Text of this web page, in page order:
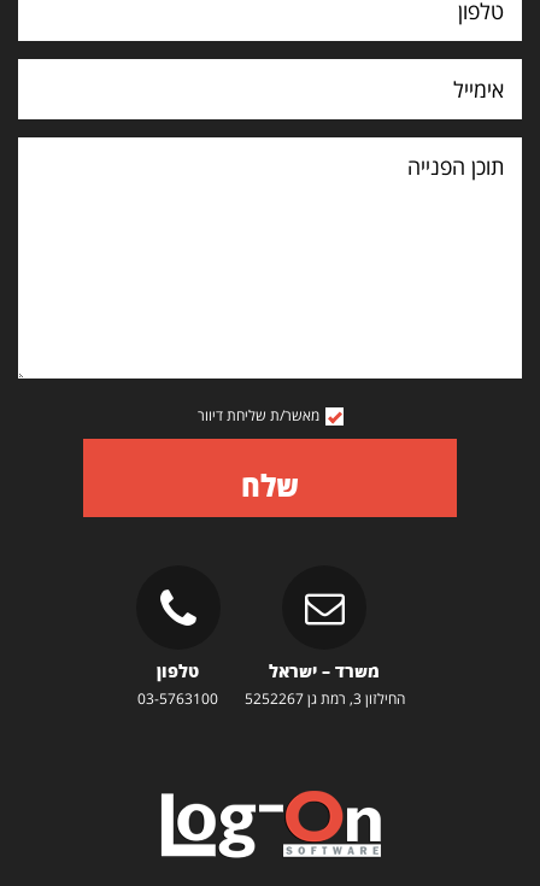
תוכן
הפנייה
מאשר/ת שליחת דיוור
שלח
משרד – ישראל
החילזון 3, רמת גן 5252267
טלפון
03-5763100